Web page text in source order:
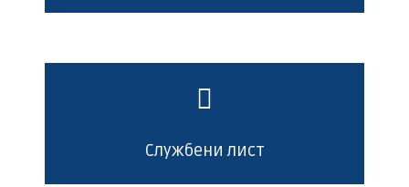
Службени лист